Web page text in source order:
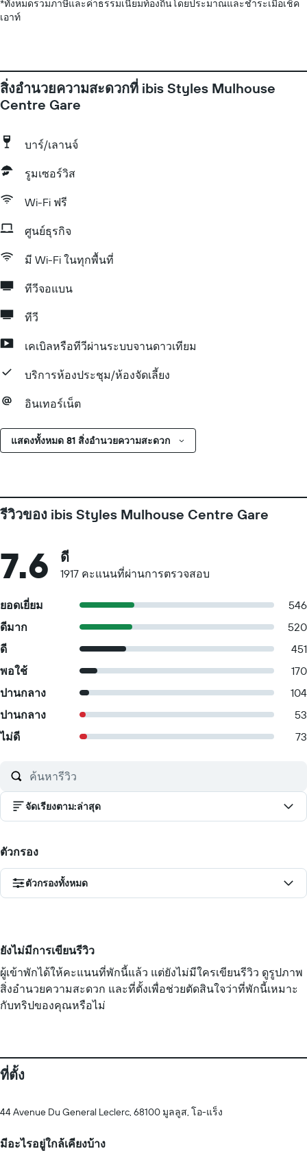
*ทั้งหมดรวมภาษีและค่าธรรมเนียมท้องถิ่นโดยประมาณและชำระเมื่อเช็ค
เอาท์
สิ่งอำนวยความสะดวกที่ ibis Styles Mulhouse
Centre Gare
บาร์/เลานจ์
รูมเซอร์วิส
Wi-Fi ฟรี
ศูนย์ธุรกิจ
มี Wi-Fi ในทุกพื้นที่
ทีวีจอแบน
ทีวี
เคเบิลหรือทีวีผ่านระบบจานดาวเทียม
บริการห้องประชุม/ห้องจัดเลี้ยง
อินเทอร์เน็ต
แสดงทั้งหมด 81 สิ่งอำนวยความสะดวก
รีวิวของ ibis Styles Mulhouse Centre Gare
7.6 ดี
1917 คะแนนที่ผ่านการตรวจสอบ
ยอดเยี่ยม
546
ดีมาก
520
ดี
451
พอใช้
170
ปานกลาง
104
ปานกลาง
53
ไม่ดี
73
จัดเรียงตาม:ล่าสุด
ตัวกรอง
ตัวกรองทั้งหมด
ยังไม่มีการเขียนรีวิว
ผู้เข้าพักได้ให้คะแนนที่พักนี้แล้ว แต่ยังไม่มีใครเขียนรีวิว ดูรูปภาพ
สิ่งอำนวยความสะดวก และที่ตั้งเพื่อช่วยตัดสินใจว่าที่พักนี้เหมาะ
กับทริปของคุณหรือไม่
ที่ตั้ง
44 Avenue Du General Leclerc, 68100 มูลลูส, โอ-แร็ง
มีอะไรอยู่ใกล้เคียงบ้าง